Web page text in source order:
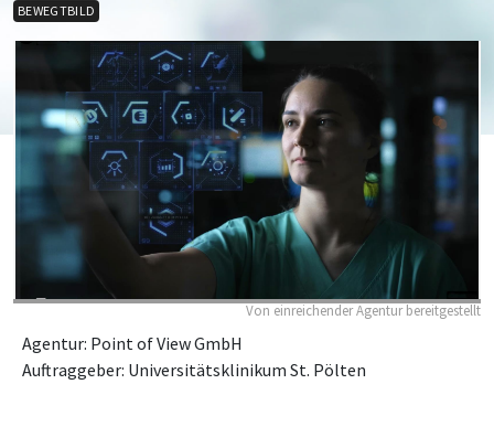
BEWEGTBILD
Von einreichender Agentur bereitgestellt
Agentur: Point of View GmbH
Auftraggeber: Universitätsklinikum St. Pölten